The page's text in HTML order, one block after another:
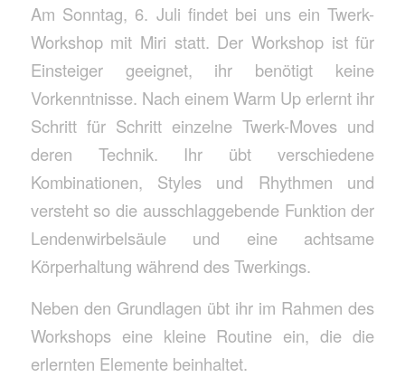
Am Sonntag, 6. Juli findet bei uns ein Twerk-
Workshop mit Miri statt. Der Workshop ist für
Einsteiger geeignet, ihr benötigt keine
Vorkenntnisse. Nach einem Warm Up erlernt ihr
Schritt für Schritt einzelne Twerk-Moves und
deren Technik. Ihr übt verschiedene
Kombinationen, Styles und Rhythmen und
versteht so die ausschlaggebende Funktion der
Lendenwirbelsäule und eine achtsame
Körperhaltung während des Twerkings.
Neben den Grundlagen übt ihr im Rahmen des
Workshops eine kleine Routine ein, die die
erlernten Elemente beinhaltet.